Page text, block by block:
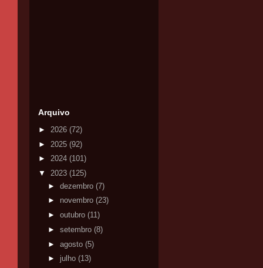
Arquivo
► 2026 (72)
► 2025 (92)
► 2024 (101)
▼ 2023 (125)
► dezembro (7)
► novembro (23)
► outubro (11)
► setembro (8)
► agosto (5)
► julho (13)